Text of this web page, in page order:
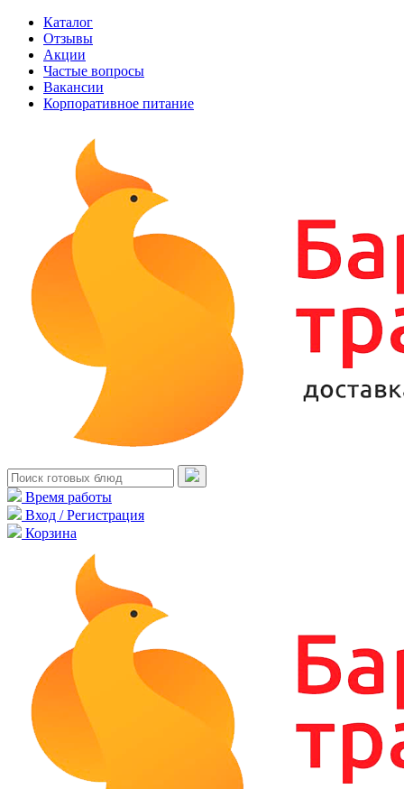
Каталог
Отзывы
Акции
Частые вопросы
Вакансии
Корпоративное питание
Время работы
Вход / Регистрация
Корзина